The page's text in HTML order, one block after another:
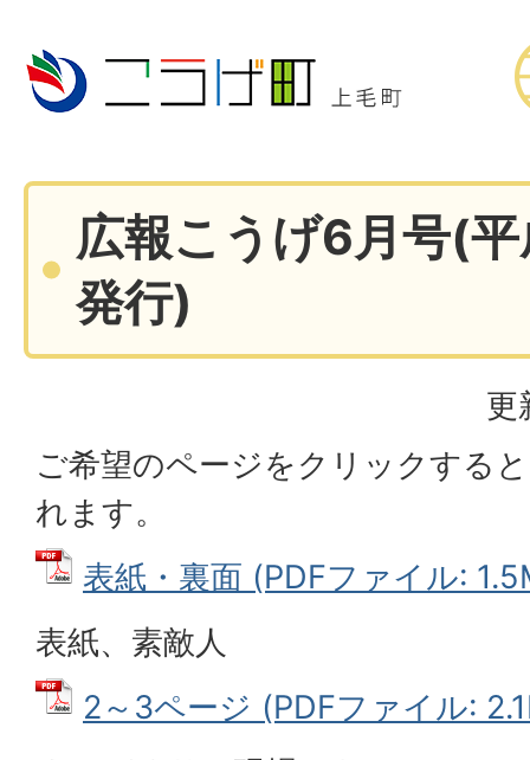
広報こうげ6月号(
発行)
更
ご希望のページをクリックする
れます。
表紙・裏面 (PDFファイル:
表紙、素敵人
2～3ページ (PDFファイル: